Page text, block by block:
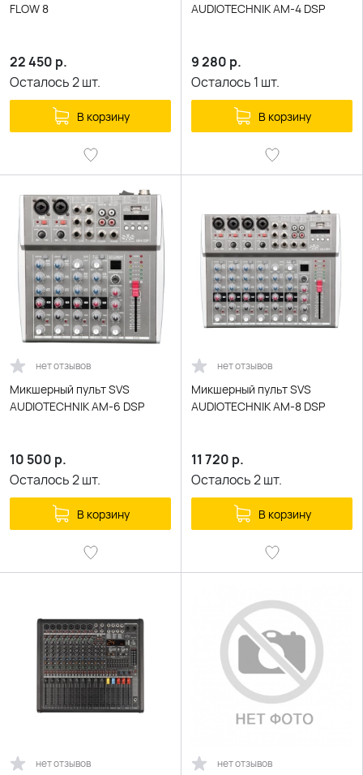
FLOW 8
22 450 р.
Осталось2шт.
В корзину
AUDIOTECHNIK AM-4 DSP
9 280 р.
Осталось 1 шт.
В корзину
нет отзывов
Микшерный пульт SVS
AUDIOTECHNIK AM-6 DSP
10 500 р.
Осталось2шт.
В корзину
нет отзывов
Микшерный пульт SVS
AUDIOTECHNIK AM-8 DSP
11 720 р.
Осталось2шт.
В корзину
нет отзывов нет отзывов